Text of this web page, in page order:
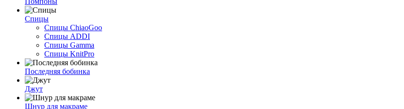
Спицы
Спицы ChiaoGoo
Спицы ADDI
Спицы Gamma
Спицы KnitPro
Последняя бобинка
Джут
Шнур для макраме